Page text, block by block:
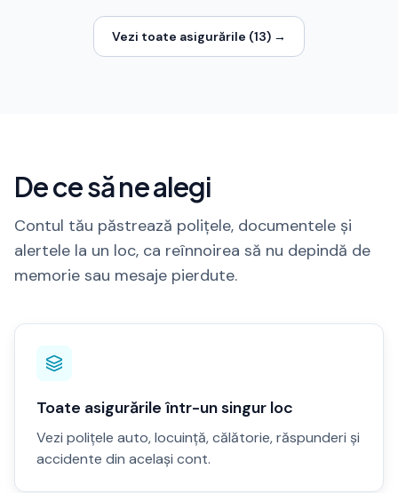
Vezi toate asigurările (13) →
De ce să ne alegi
Contul tău păstrează polițele, documentele și
alertele la un loc, ca reînnoirea să nu depindă de
memorie sau mesaje pierdute.
Toate asigurările într-un singur loc
Vezi polițele auto, locuință, călătorie, răspunderi și
accidente din același cont.